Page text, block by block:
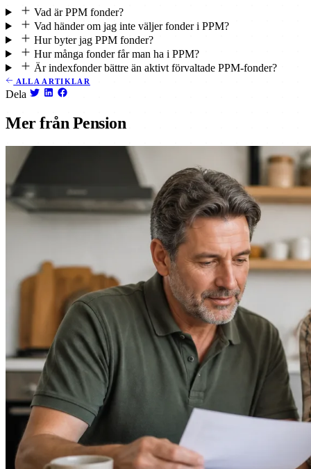
Vad är PPM fonder?
Vad händer om jag inte väljer fonder i PPM?
Hur byter jag PPM fonder?
Hur många fonder får man ha i PPM?
Är indexfonder bättre än aktivt förvaltade PPM-fonder?
ALLA ARTIKLAR
Dela
Mer från Pension